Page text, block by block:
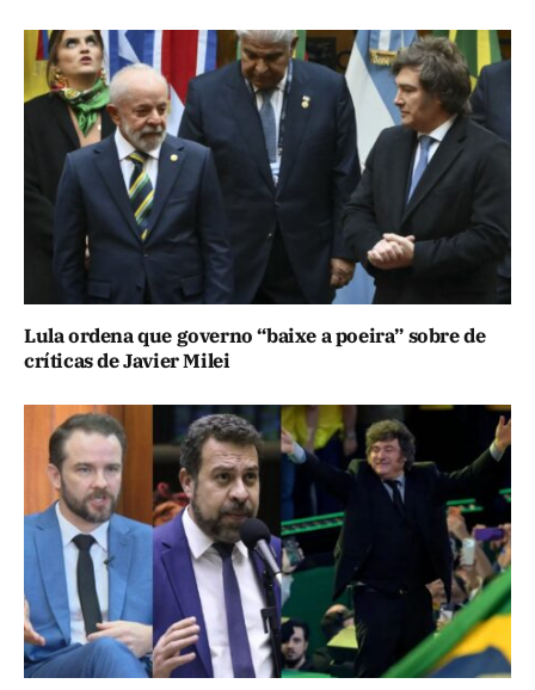
Lula ordena que governo “baixe a poeira” sobre de
críticas de Javier Milei